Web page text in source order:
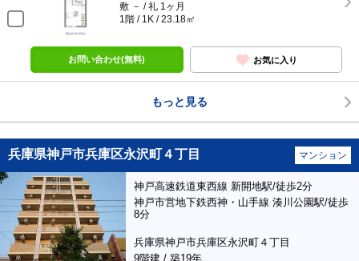
敷 － / 礼 1ヶ月
1階 / 1K / 23.18㎡
お問い合わせ(無料) お気に入り
もっと見る
兵庫県神戸市兵庫区永沢町４丁目 マンション
神戸高速鉄道東西線 新開地駅/徒歩2分
神戸市営地下鉄西神・山手線 湊川公園駅/徒歩
8分
兵庫県神戸市兵庫区永沢町４丁目
9階建 / 築19年